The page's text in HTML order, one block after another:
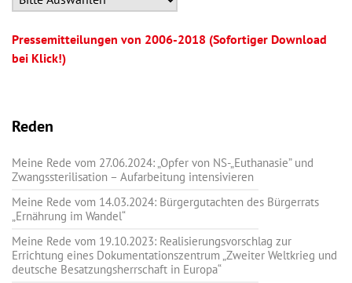
Pressemitteilungen von 2006-2018 (Sofortiger Download
bei Klick!)
Reden
Meine Rede vom 27.06.2024: „Opfer von NS-„Euthanasie” und
Zwangssterilisation – Aufarbeitung intensivieren
Meine Rede vom 14.03.2024: Bürgergutachten des Bürgerrats
„Ernährung im Wandel“
Meine Rede vom 19.10.2023: Realisierungsvorschlag zur
Errichtung eines Dokumentationszentrum „Zweiter Weltkrieg und
deutsche Besatzungsherrschaft in Europa“